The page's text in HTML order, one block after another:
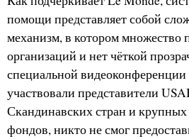
помощи представляет собой
механизм, в котором множество
организаций и нет чёткой
специальной видеоконференции
участвовали представители
Скандинавских стран и
фондов, никто не смог